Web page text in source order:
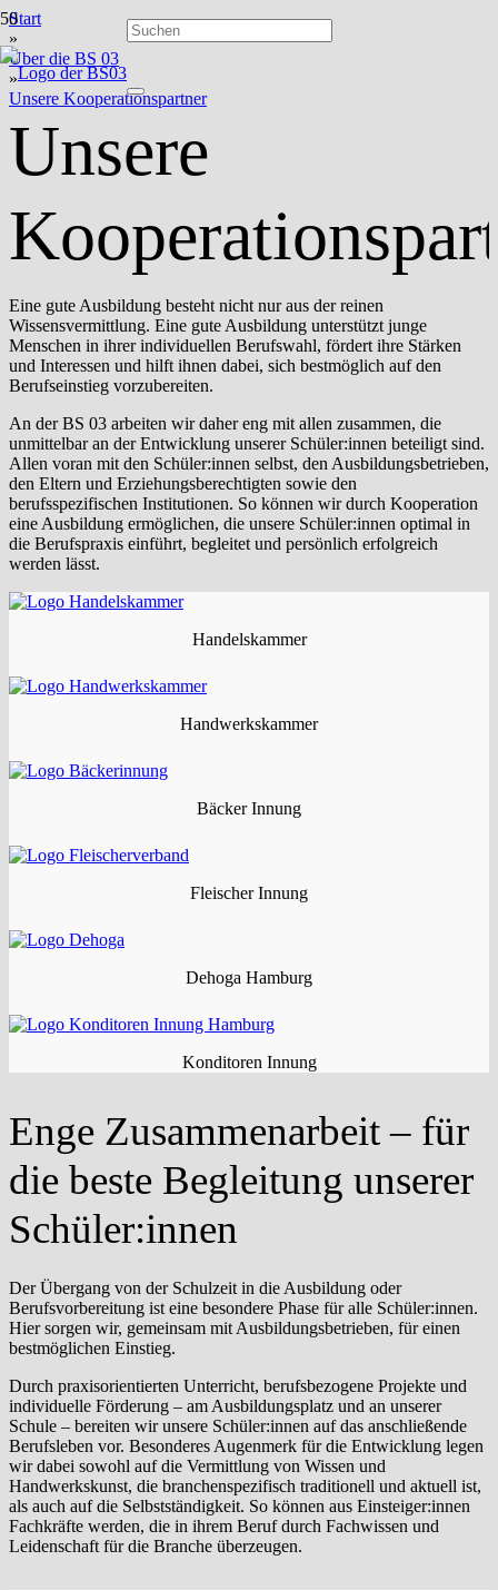
Start
»
Über die BS 03
»
Unsere Kooperationspartner
Unsere
Eine gute Ausbildung besteht nicht nur aus der reinen
Wissensvermittlung. Eine gute Ausbildung unterstützt junge
Menschen in ihrer individuellen Berufswahl, fördert ihre Stärken
und Interessen und hilft ihnen dabei, sich bestmöglich auf den
Berufseinstieg vorzubereiten.
An der BS 03 arbeiten wir daher eng mit allen zusammen, die
unmittelbar an der Entwicklung unserer Schüler:innen beteiligt sind.
Allen voran mit den Schüler:innen selbst, den Ausbildungsbetrieben,
den Eltern und Erziehungsberechtigten sowie den
berufsspezifischen Institutionen. So können wir durch Kooperation
eine Ausbildung ermöglichen, die unsere Schüler:innen optimal in
die Berufspraxis einführt, begleitet und persönlich erfolgreich
werden lässt.
Handels­kammer
Handwerks­kammer
BäckerInnung
FleischerInnung
Dehoga Hamburg
Konditoren Innung
Enge Zusammenarbeit – für
die beste Begleitung unserer
Schüler:innen
Der Übergang von der Schulzeit in die Ausbildung oder
Berufsvorbereitung ist eine besondere Phase für alle Schüler:innen.
Hier sorgen wir, gemeinsam mit Ausbildungsbetrieben, für einen
bestmöglichen Einstieg.
Durch praxisorientierten Unterricht, berufsbezogene Projekte und
individuelle Förderung – am Ausbildungsplatz und an unserer
Schule – bereiten wir unsere Schüler:innen auf das anschließende
Berufsleben vor. Besonderes Augenmerk für die Entwicklung legen
wir dabei sowohl auf die Vermittlung von Wissen und
Handwerkskunst, die branchenspezifisch traditionell und aktuell ist,
als auch auf die Selbstständigkeit. So können aus Einsteiger:innen
Fachkräfte werden, die in ihrem Beruf durch Fachwissen und
Leidenschaft für die Branche überzeugen.